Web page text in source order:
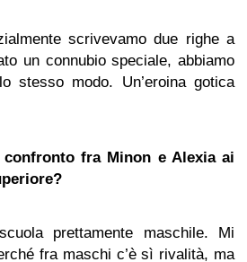
scrivevamo due righe a
un connubio speciale, abbiamo
stesso modo. Un’eroina gotica
fra Minon e Alexia ai
prettamente maschile. Mi
fra maschi c’è sì rivalità, ma